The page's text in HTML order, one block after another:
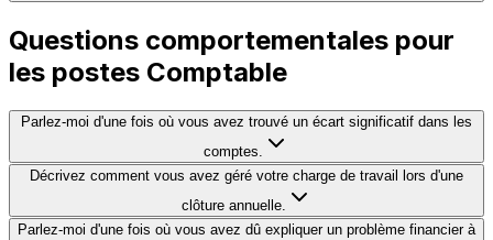
Questions comportementales pour
les postes Comptable
Parlez-moi d'une fois où vous avez trouvé un écart significatif dans les
comptes.
Décrivez comment vous avez géré votre charge de travail lors d'une
clôture annuelle.
Parlez-moi d'une fois où vous avez dû expliquer un problème financier à